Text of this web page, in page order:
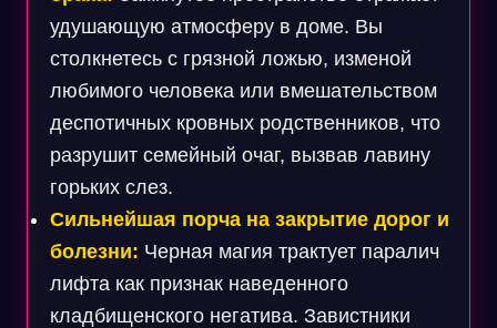
удушающую атмосферу в доме. Вы
столкнетесь с грязной ложью, изменой
любимого человека или вмешательством
деспотичных кровных родственников, что
разрушит семейный очаг, вызвав лавину
горьких слез.
Сильнейшая порча на закрытие дорог и
болезни: Черная магия трактует паралич
лифта как признак наведенного
кладбищенского негатива. Завистники